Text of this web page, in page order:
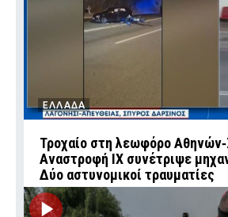
ΕΛΛΑΔΑ
Τροχαίο στη λεωφόρο
Αναστροφή ΙΧ συνέτριψε
Δύο αστυνομικοί τραυματίες